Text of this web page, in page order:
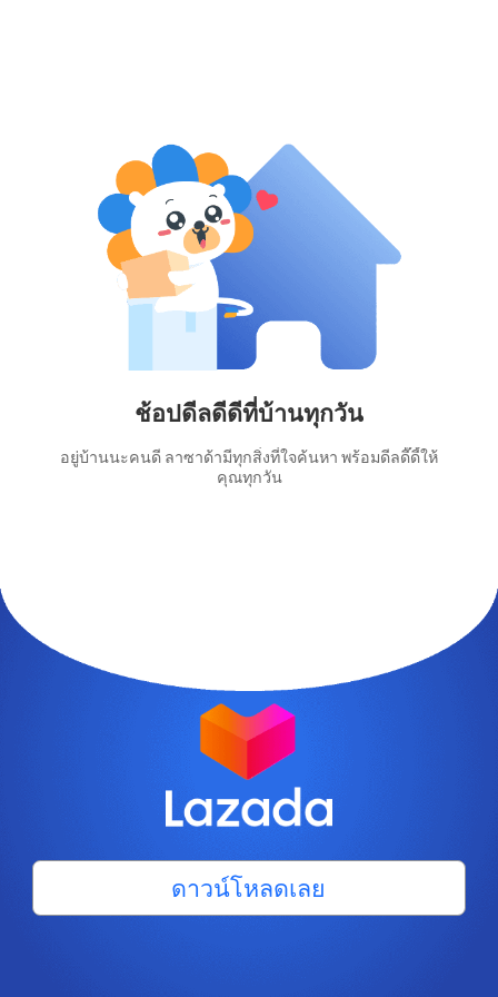
ช้อปดีลดีดีที่บ้านทุกวัน
อยู่บ้านนะคนดี ลาซาด้ามีทุกสิ่งที่ใจค้นหา พร้อมดีลดี๊ดี้ให้
คุณทุกวัน
ดาวน์โหลดเลย